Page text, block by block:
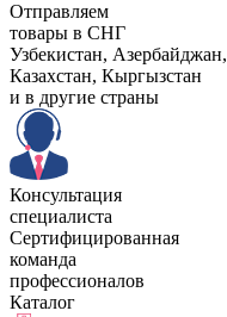
Отправляем
товары в СНГ
Узбекистан, Aзербайджан,
Казахстан, Кыргызстан
и в другие страны
Консультация
специалиста
Сертифицированная
команда
профессионалов
Каталог